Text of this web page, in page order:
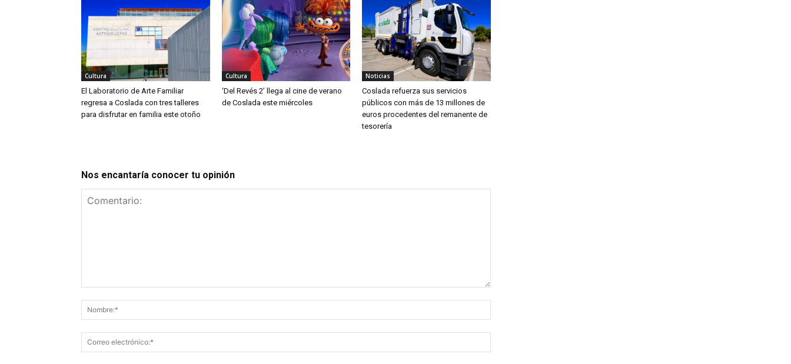
Cultura
El Laboratorio de Arte Familiar
regresa a Coslada con tres talleres
para disfrutar en familia este otoño
Cultura
‘Del Revés 2’ llega al cine de verano
de Coslada este miércoles
Noticias
Coslada refuerza sus servicios
públicos con más de 13 millones de
euros procedentes del remanente de
tesorería
Nos encantaría conocer tu opinión
electrónico:*